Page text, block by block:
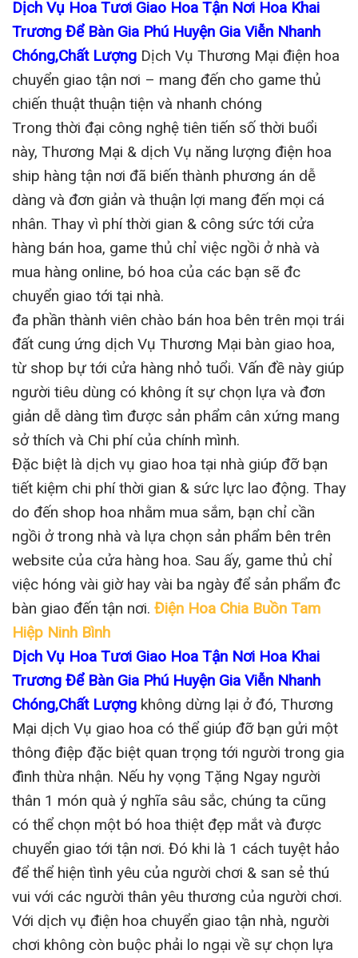
Dịch Vụ Hoa Tươi Giao Hoa Tận Nơi Hoa Khai
Trương Để Bàn Gia Phú Huyện Gia Viễn Nhanh
Chóng,Chất Lượng Dịch Vụ Thương Mại điện hoa
chuyển giao tận nơi – mang đến cho game thủ
chiến thuật thuận tiện và nhanh chóng
Trong thời đại công nghệ tiên tiến số thời buổi
này, Thương Mại & dịch Vụ năng lượng điện hoa
ship hàng tận nơi đã biến thành phương án dễ
dàng và đơn giản và thuận lợi mang đến mọi cá
nhân. Thay vì phí thời gian & công sức tới cửa
hàng bán hoa, game thủ chỉ việc ngồi ở nhà và
mua hàng online, bó hoa của các bạn sẽ đc
chuyển giao tới tại nhà.
đa phần thành viên chào bán hoa bên trên mọi trái
đất cung ứng dịch Vụ Thương Mại bàn giao hoa,
từ shop bự tới cửa hàng nhỏ tuổi. Vấn đề này giúp
người tiêu dùng có không ít sự chọn lựa và đơn
giản dễ dàng tìm được sản phẩm cân xứng mang
sở thích và Chi phí của chính mình.
Đặc biệt là dịch vụ giao hoa tại nhà giúp đỡ bạn
tiết kiệm chi phí thời gian & sức lực lao động. Thay
do đến shop hoa nhằm mua sắm, bạn chỉ cần
ngồi ở trong nhà và lựa chọn sản phẩm bên trên
website của cửa hàng hoa. Sau ấy, game thủ chỉ
việc hóng vài giờ hay vài ba ngày để sản phẩm đc
bàn giao đến tận nơi. Điện Hoa Chia Buồn Tam
Hiệp Ninh Bình
Dịch Vụ Hoa Tươi Giao Hoa Tận Nơi Hoa Khai
Trương Để Bàn Gia Phú Huyện Gia Viễn Nhanh
Chóng,Chất Lượng không dừng lại ở đó, Thương
Mại dịch Vụ giao hoa có thể giúp đỡ bạn gửi một
thông điệp đặc biệt quan trọng tới người trong gia
đình thừa nhận. Nếu hy vọng Tặng Ngay người
thân 1 món quà ý nghĩa sâu sắc, chúng ta cũng
có thể chọn một bó hoa thiệt đẹp mắt và được
chuyển giao tới tận nơi. Đó khi là 1 cách tuyệt hảo
để thể hiện tình yêu của người chơi & san sẻ thú
vui với các người thân yêu thương của người chơi.
Với dịch vụ điện hoa chuyển giao tận nhà, người
chơi không còn buộc phải lo ngại về sự chọn lựa